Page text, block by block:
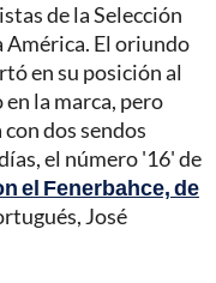
de la Selección
América. El oriundo
en su posición al
la marca, pero
dos sendos
el número '16' de
el Fenerbahce, de
José